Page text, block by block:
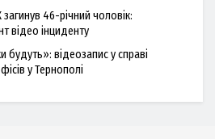
46-річний чоловік:
відео інциденту
відеозапис у справі
у Тернополі